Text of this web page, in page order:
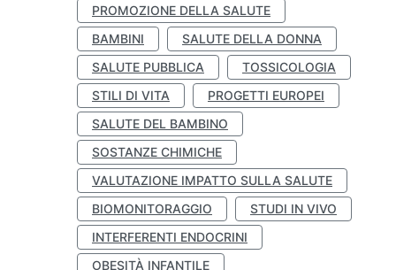
PROMOZIONE DELLA SALUTE
BAMBINI
SALUTE DELLA DONNA
SALUTE PUBBLICA
TOSSICOLOGIA
STILI DI VITA
PROGETTI EUROPEI
SALUTE DEL BAMBINO
SOSTANZE CHIMICHE
VALUTAZIONE IMPATTO SULLA SALUTE
BIOMONITORAGGIO
STUDI IN VIVO
INTERFERENTI ENDOCRINI
OBESITÀ INFANTILE